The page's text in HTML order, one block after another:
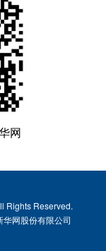
网
Rights Reserved.
网股份有限公司